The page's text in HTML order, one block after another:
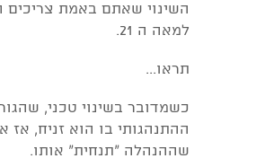
השינוי שאתם באמת צריכים
למאה ה 21.
תראו...
כשמדובר בשינוי טכני,
ההתנהגותי בו הוא זניח, אז
שההנהלה "תנחית" אותו.